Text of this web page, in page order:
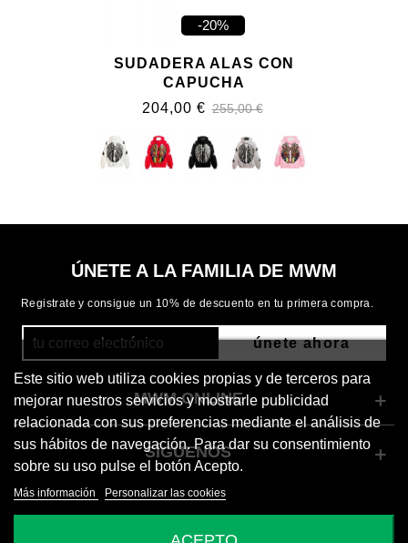
-20%
SUDADERA ALAS CON
CAPUCHA
204,00 € 255,00 €
ÚNETE A LA FAMILIA DE MWM
Registrate y consigue un 10% de descuento en tu primera compra.
únete ahora
Este sitio web utiliza cookies propias y de terceros para
mejorar nuestros servicios y mostrarle publicidad
relacionada con sus preferencias mediante el análisis de
sus hábitos de navegación. Para dar su consentimiento
sobre su uso pulse el botón Acepto.
Más información Personalizar las cookies
MWM ONLINE
SÍGUENOS